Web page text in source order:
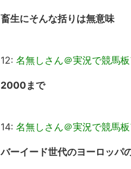
畜生にそんな括りは無意味
12: 名無しさん＠実況で競馬板
2000まで
14: 名無しさん＠実況で競馬板
バーイード世代のヨーロッパ